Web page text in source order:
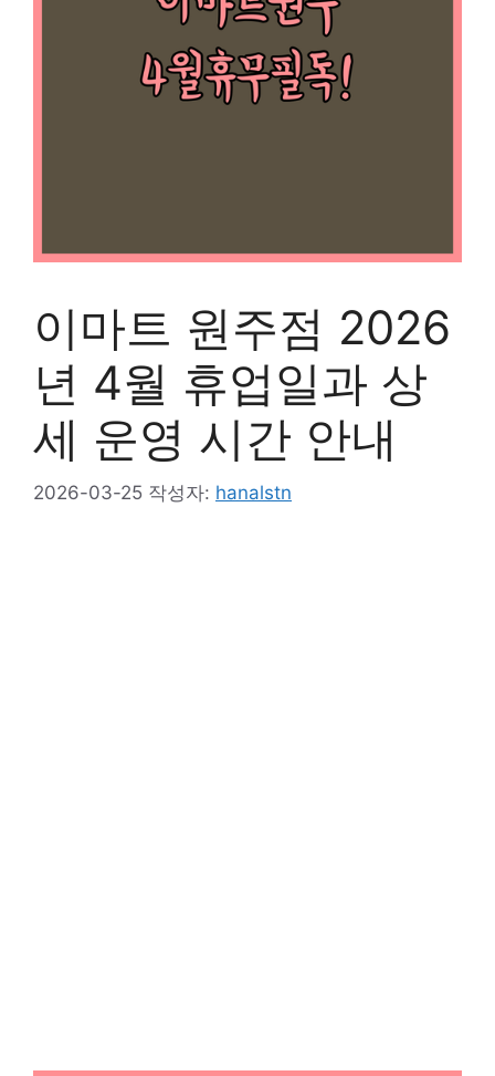
이마트 원주점 2026
년 4월 휴업일과 상
세 운영 시간 안내
2026-03-25 작성자: hanalstn